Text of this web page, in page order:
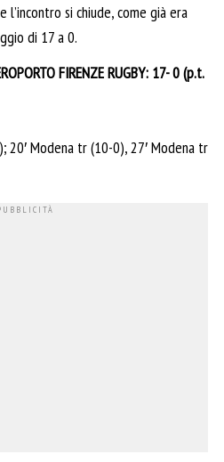
l’incontro si chiude, come già era
di 17 a 0.
FIRENZE RUGBY: 17- 0 (p.t.
20′ Modena tr (10-0), 27′ Modena tr